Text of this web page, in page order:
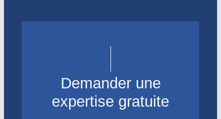
Demander une
expertise gratuite